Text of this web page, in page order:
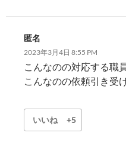
匿名
2023年3月4日 8:55 PM
こんなのの対応する職
こんなのの依頼引き受
いいね +5